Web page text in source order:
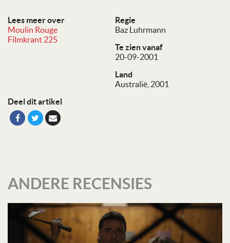
Lees meer over
Moulin Rouge
Filmkrant 225
Regie
Baz Luhrmann
Te zien vanaf
20-09-2001
Land
Australië, 2001
Deel dit artikel
ANDERE RECENSIES